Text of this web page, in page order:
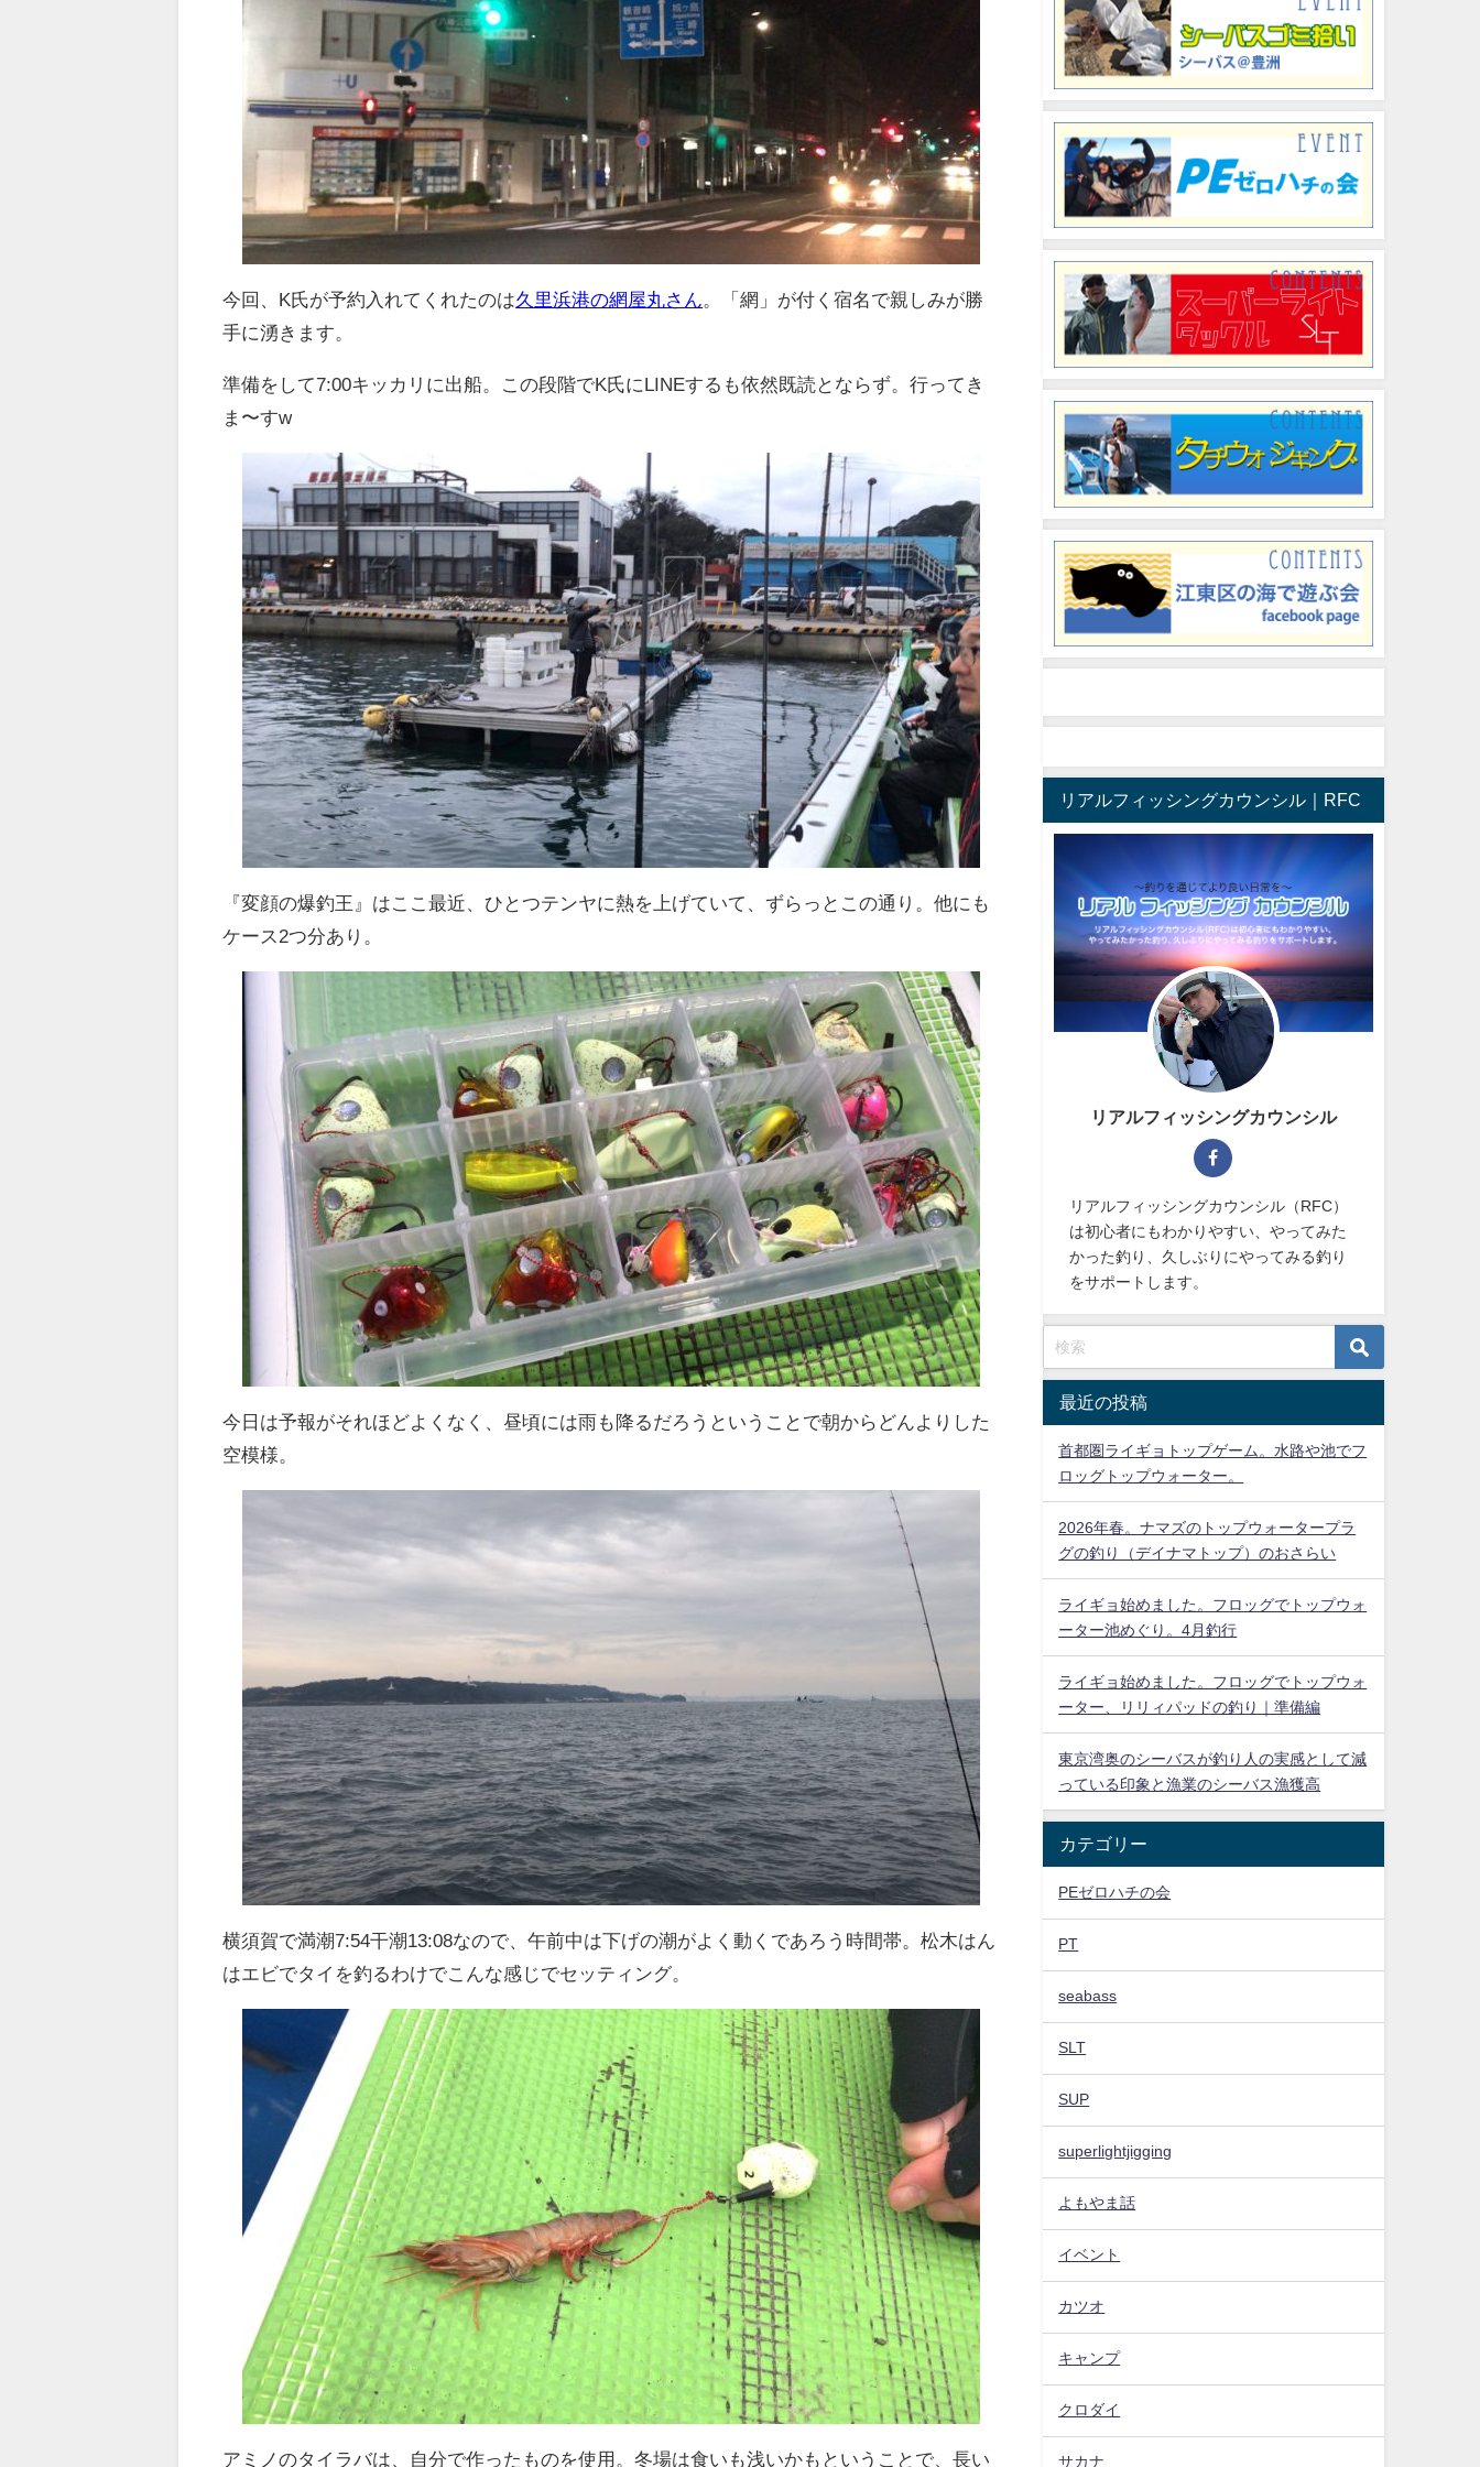
今回、K氏が予約入れてくれたのは久里浜港の網屋丸さん
。「網」が付く宿名で親しみが勝
手に湧きます。
準備をして7:00キッカリに出船。この段階でK氏にLINEするも依然既読とならず。行ってき
ま〜すw
『変顔の爆釣王』はここ最近、ひとつテンヤに熱を上げていて、ずらっとこの通り。他にも
ケース2つ分あり。
今日は予報がそれほどよくなく、昼頃には雨も降るだろうということで朝からどんよりした
空模様。
横須賀で満潮7:54干潮13:08なので、午前中は下げの潮がよく動くであろう時間帯。松木はん
はエビでタイを釣るわけでこんな感じでセッティング。
アミノのタイラバは、自分で作ったものを使用。冬場は食いも浅いかもということで、長い
リアルフィッシングカウンシル｜RFC
リアルフィッシングカウンシル
リアルフィッシングカウンシル（RFC）
は初心者にもわかりやすい、やってみた
かった釣り、久しぶりにやってみる釣り
をサポートします。
最近の投稿
首都圏ライギョトップゲーム。水路や池でフ
ロッグトップウォーター。
2026年春。ナマズのトップウォータープラ
グの釣り（デイナマトップ）のおさらい
ライギョ始めました。フロッグでトップウォ
ーター池めぐり。4月釣行
ライギョ始めました。フロッグでトップウォ
ーター、リリィパッドの釣り｜準備編
東京湾奥のシーバスが釣り人の実感として減
っている印象と漁業のシーバス漁獲高
カテゴリー
PEゼロハチの会
PT
seabass
SLT
SUP
superlightjigging
よもやま話
イベント
カツオ
キャンプ
クロダイ
サカナ